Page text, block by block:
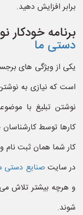
برابر افزایش دهید.
برنامه
دستی ما
یکی از ویژگی های
است که نیازی به
نوشتن تبلیغ با
کارها توسط
کار شما همان ثبت نام
در سایت صنایع دستی
و هرچه بیشتر تلاش
شوند.